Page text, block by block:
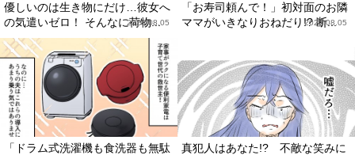
優しいのは生き物にだけ…彼女へ
の気遣いゼロ！ そんなに荷物...
2026.08.05
「お寿司頼んで！」初対面のお隣
ママがいきなりおねだり!? 断...
2026.08.05
「ドラム式洗濯機も食洗器も無駄
真犯人はあなた!? 不敵な笑みに